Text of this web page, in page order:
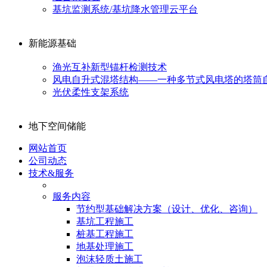
基坑监测系统/基坑降水管理云平台
新能源基础
渔光互补新型锚杆检测技术
风电自升式混塔结构——一种多节式风电塔的塔筒
光伏柔性支架系统
地下空间储能
网站首页
公司动态
技术&服务
服务内容
节约型基础解决方案（设计、优化、咨询）
基坑工程施工
桩基工程施工
地基处理施工
泡沫轻质土施工